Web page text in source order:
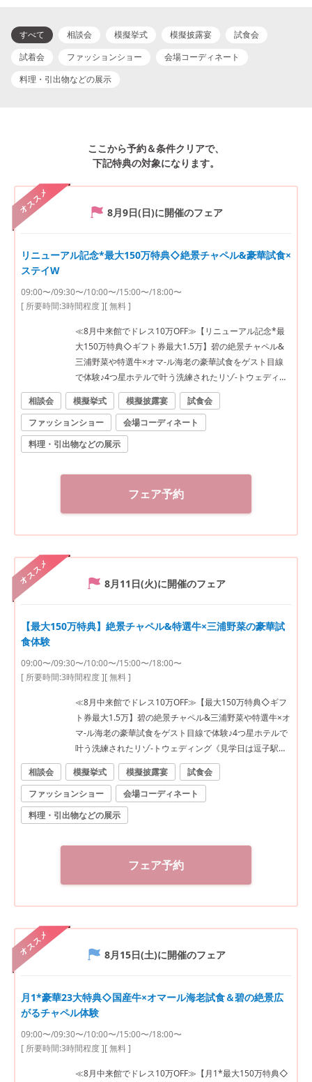
すべて 相談会 模擬挙式 模擬披露宴
試食会
試着会
ファッションショー
会場コーディネート
料理・引出物などの展示
ここから予約＆条件クリアで、
下記特典の対象になります。
オススメ 8月9日(日)に開催のフェア
リニューアル記念*最大150万特典◇絶景チャペル&豪華試食×
ステイW
09:00〜/09:30〜/10:00〜/15:00〜/18:00〜
[ 所要時間:3時間程度][ 無料 ]
≪8月中来館でドレス10万OFF≫【リニューアル記念*最
大150万特典◇ギフト券最大1.5万】碧の絶景チャペル&
三浦野菜や特選牛×オマ-ル海老の豪華試食をゲスト目線
で体験♪4つ星ホテルで叶う洗練されたリゾ-トウェディン
グ《見学日は逗子駅往復タクシー送迎有》
相談会 模擬挙式 模擬披露宴
試食会
ファッションショー
会場コーディネート
料理・引出物などの展示
フェア予約
オススメ 8月11日(火)に開催のフェア
【最大150万特典】絶景チャペル&特選牛×三浦野菜の豪華試
食体験
09:00〜/09:30〜/10:00〜/15:00〜/18:00〜
[ 所要時間:3時間程度][ 無料 ]
≪8月中来館でドレス10万OFF≫【最大150万特典◇ギフ
ト券最大1.5万】碧の絶景チャペル&三浦野菜や特選牛×オ
マ-ル海老の豪華試食をゲスト目線で体験♪4つ星ホテルで
叶う洗練されたリゾ-トウェディング《見学日は逗子駅往
復タクシー送迎有》
相談会 模擬挙式 模擬披露宴
試食会
ファッションショー
会場コーディネート
料理・引出物などの展示
フェア予約
オススメ 8月15日(土)に開催のフェア
月1*豪華23大特典◇国産牛×オマール海老試食＆碧の絶景広
がるチャペル体験
09:00〜/09:30〜/10:00〜/15:00〜/18:00〜
[ 所要時間:3時間程度][ 無料 ]
≪8月中来館でドレス10万OFF≫【月1*最大150万特典◇